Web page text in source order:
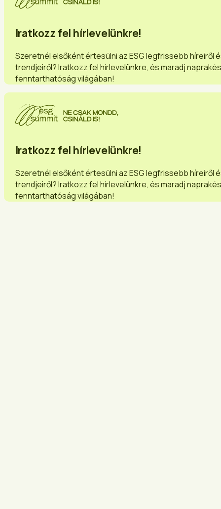
Iratkozz fel hírlevelünkre!
Szeretnél elsőként értesülni az ESG legfrissebb híreiről
trendjeiről? Iratkozz fel hírlevelünkre, és maradj
fenntarthatóság világában!
Iratkozz fel hírlevelünkre!
Szeretnél elsőként értesülni az ESG legfrissebb híreiről
trendjeiről? Iratkozz fel hírlevelünkre, és maradj
fenntarthatóság világában!